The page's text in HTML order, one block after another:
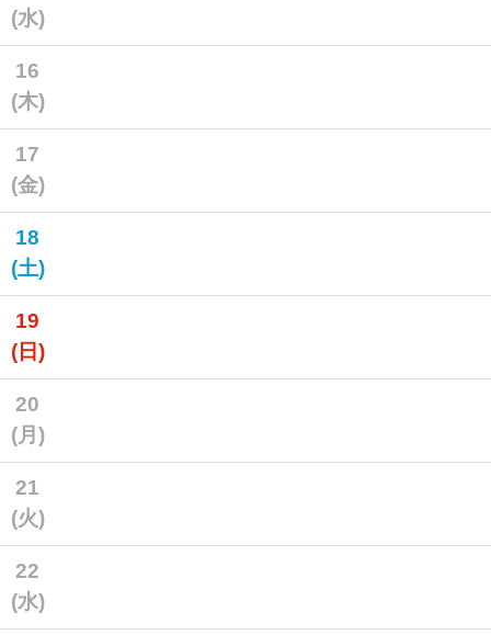
(水)
16
(木)
17
(金)
18
(土)
19
(日)
20
(月)
21
(火)
22
(水)